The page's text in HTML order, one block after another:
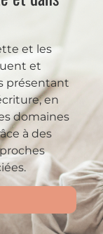
et les
et
présentant
en
domaines
à des